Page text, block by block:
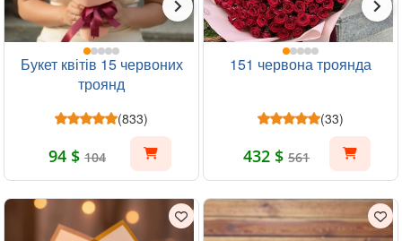
Букет квітів 15 червоних
троянд
(833)
94 $ 104
151 червона троянда
(33)
432 $ 561